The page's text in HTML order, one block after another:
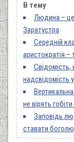
В тему
Людина – це
Заратустра
Середній
аристократія –
Свідомість,
надсвідомість
не вірять
Заповідь
ставати